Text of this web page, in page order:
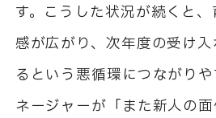
す。こうした状況が続くと
感が広がり、次年度の受け
るという悪循環につながり
ネージャーが「また新人の